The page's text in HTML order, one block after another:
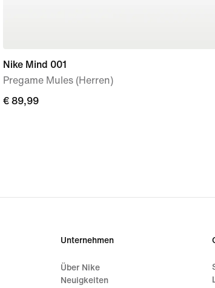
Nike Mind 001
Pregame Mules (Herren)
€ 89,99
€ 89,99
Unternehmen
Über Nike
Neuigkeiten